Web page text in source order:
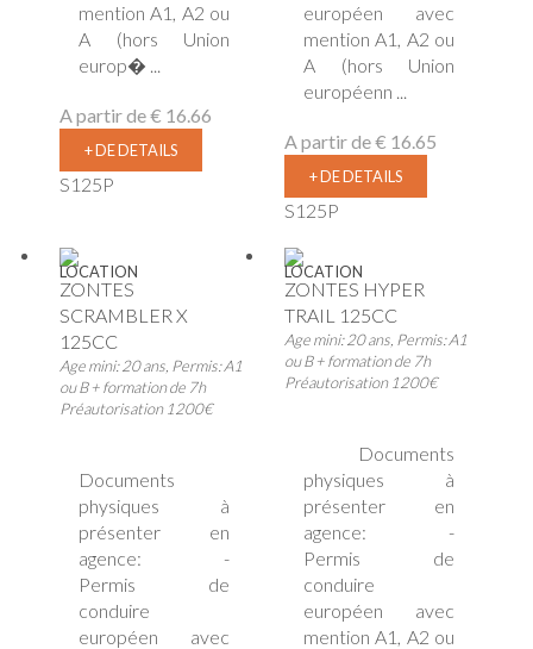
mention A1, A2 ou
A (hors Union
europ� ...
A partir de€ 16.66
+ DE DETAILS
S125P
européen avec
mention A1, A2 ou
A (hors Union
européenn ...
A partir de€ 16.65
+ DE DETAILS
S125P
LOCATION
ZONTES
SCRAMBLER X
125CC
Age mini: 20 ans, Permis: A1
ou B + formation de 7h
Préautorisation 1200€
Documents
physiques à
présenter en
agence: -
Permis de
conduire
européen avec
LOCATION
ZONTES HYPER
TRAIL 125CC
Age mini: 20 ans, Permis: A1
ou B + formation de 7h
Préautorisation 1200€
Documents
physiques à
présenter en
agence: -
Permis de
conduire
européen avec
mention A1, A2 ou